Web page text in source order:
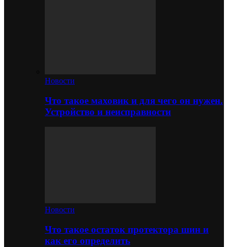
Новости
Что такое маховик и для чего он нужен.
Устройство и неисправности
Новости
Что такое остаток протектора шин и
как его определить